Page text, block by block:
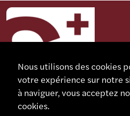
Nous utilisons des cookies
votre expérience sur notre
à naviguer, vous acceptez
cookies.